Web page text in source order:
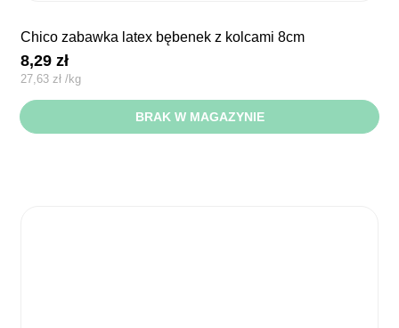
chico zabawka latex bębenek z kolcami 8cm
8,29zł
27,63zł /kg
BRAK W MAGAZYNIE